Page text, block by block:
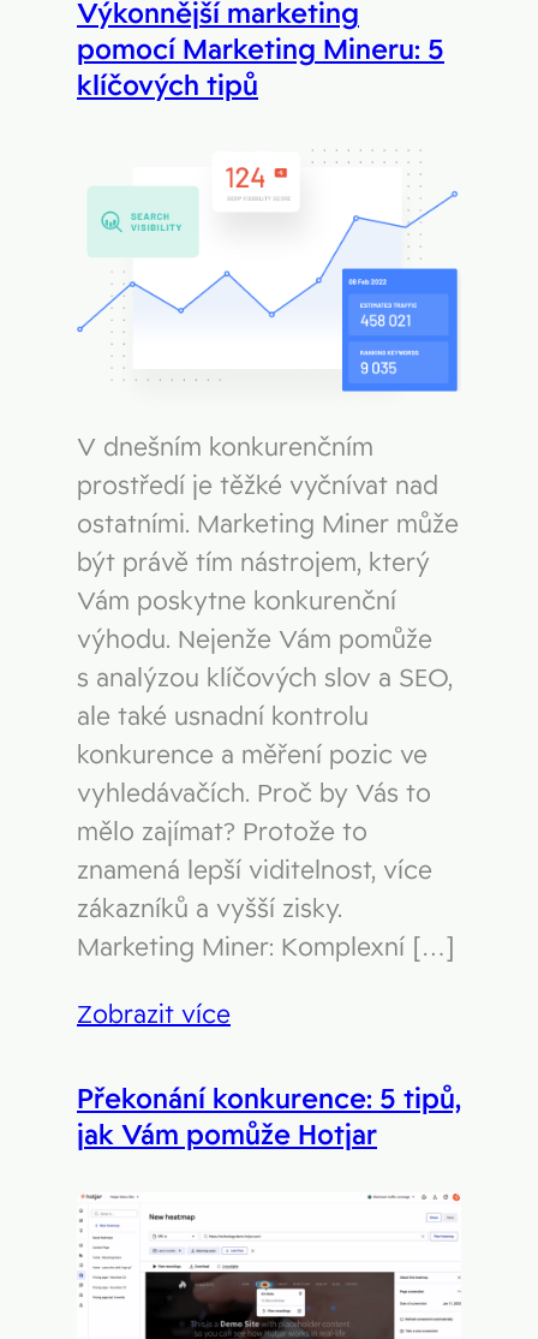
Collabim
ActiveCampaign
Leady
SimilarWeb
Kontakt
Výkonnější marketing
pomocí Marketing Mineru: 5
klíčových tipů
V dnešním konkurenčním
prostředí je těžké vyčnívat nad
ostatními. Marketing Miner může
být právě tím nástrojem, který
Vám poskytne konkurenční
výhodu. Nejenže Vám pomůže
s analýzou klíčových slov a SEO,
ale také usnadní kontrolu
konkurence a měření pozic ve
vyhledávačích. Proč by Vás to
mělo zajímat? Protože to
znamená lepší viditelnost, více
zákazníků a vyšší zisky.
Marketing Miner: Komplexní […]
Zobrazit více
Překonání konkurence: 5 tipů,
jak Vám pomůže Hotjar